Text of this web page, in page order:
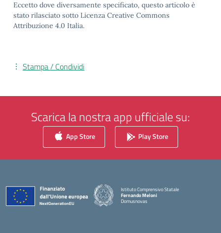
Eccetto dove diversamente specificato, questo articolo è
stato rilasciato sotto Licenza Creative Commons
Attribuzione 4.0 Italia.
Stampa / Condividi
Scarica la nostra app ufficiale su:
App Store Play Store
Istituto Comprensivo Statale
Fernando Meloni
Domusnovas